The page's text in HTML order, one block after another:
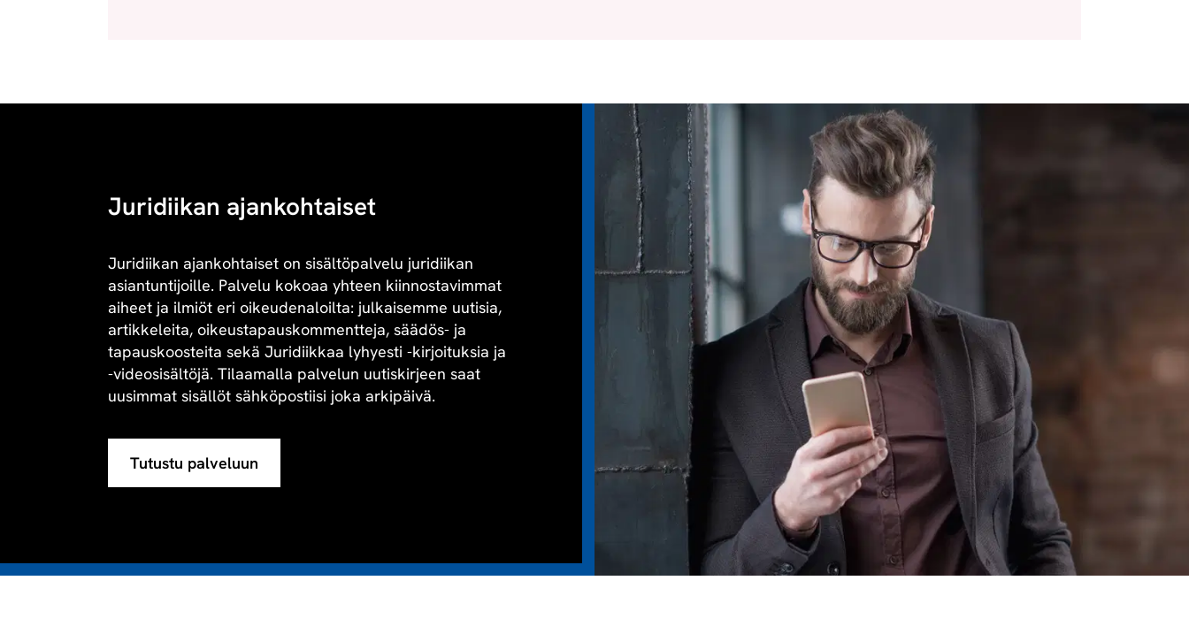
Juridiikan ajankohtaiset
Juridiikan ajankohtaiset on sisältöpalvelu juridiikan
asiantuntijoille. Palvelu kokoaa yhteen kiinnostavimmat
aiheet ja ilmiöt eri oikeudenaloilta: julkaisemme uutisia,
artikkeleita, oikeustapauskommentteja, säädös- ja
tapauskoosteita sekä Juridiikkaa lyhyesti -kirjoituksia ja
-videosisältöjä. Tilaamalla palvelun uutiskirjeen saat
uusimmat sisällöt sähköpostiisi joka arkipäivä.
Tutustu palveluun